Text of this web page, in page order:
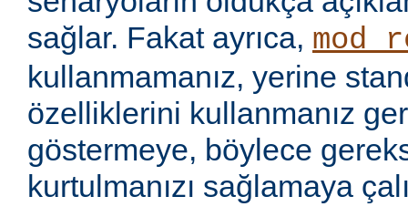
sağlar. Fakat ayrıca,
kullanmamanız, yerine
özelliklerini kullanmanız
göstermeye, böylece
kurtulmanızı sağlamaya